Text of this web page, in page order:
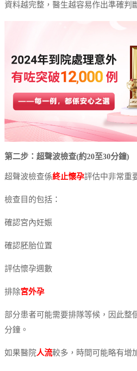
資料越完整，醫生越容易作出準確判
第二步：超聲波檢查(約20至30分鐘)
超聲波檢查係終止懷孕評估中非常重
檢查目的包括：
確認宮內妊娠
確認胚胎位置
評估懷孕週數
排除宮外孕
部分患者可能需要排隊等候，因此整
分鐘。
如果醫院人流較多，時間可能略有增